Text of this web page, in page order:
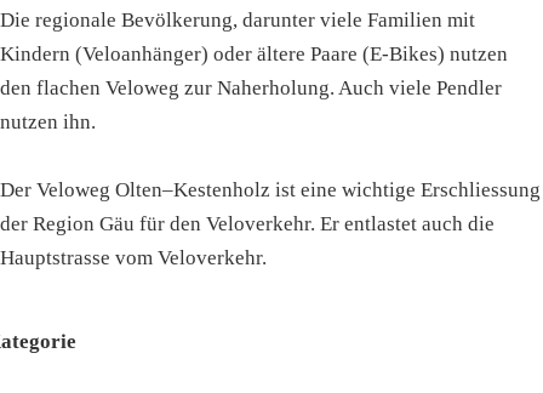
Die regionale Bevölkerung, darunter viele Familien mit
Kindern (Veloanhänger) oder ältere Paare (E-Bikes) nutzen
den flachen Veloweg zur Naherholung. Auch viele Pendler
nutzen ihn.
Der Veloweg Olten–Kestenholz ist eine wichtige Erschliessung
der Region Gäu für den Veloverkehr. Er entlastet auch die
Hauptstrasse vom Veloverkehr.